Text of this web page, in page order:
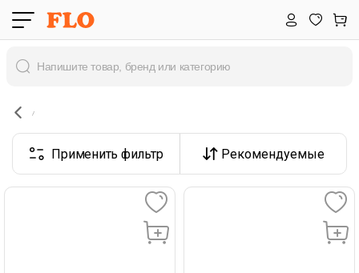
Применить фильтр Рекомендуемые